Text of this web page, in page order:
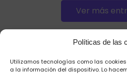
Políticas de las
Utilizamos tecnologías como las
a la información del dispositivo. Lo
Ver más